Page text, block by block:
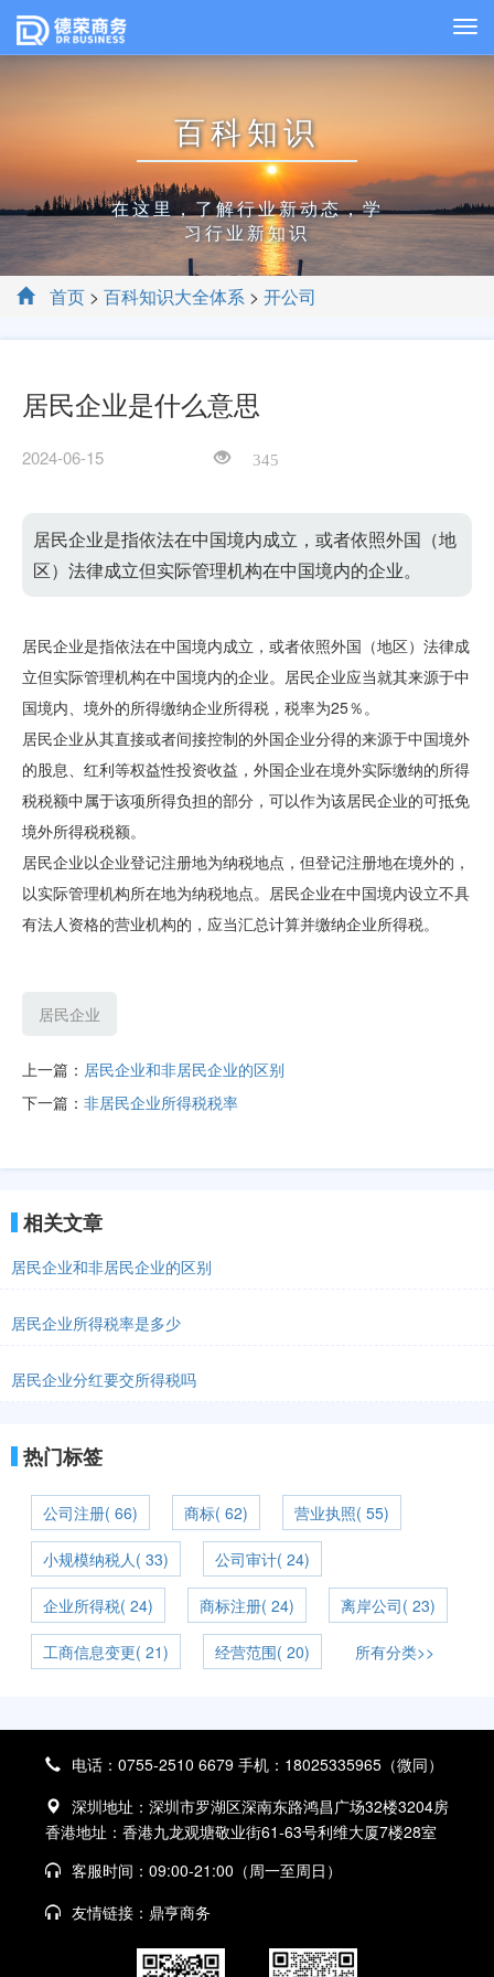
百科知识
在这里，了解行业新动态，学
习行业新知识
首页 > 百科知识大全体系 > 开公司
居民企业是什么意思
2024-06-15 345
居民企业是指依法在中国境内成立，或者依照外国（地
区）法律成立但实际管理机构在中国境内的企业。
居民企业是指依法在中国境内成立，或者依照外国（地区）法律成
立但实际管理机构在中国境内的企业。居民企业应当就其来源于中
国境内、境外的所得缴纳企业所得税，税率为25％。
居民企业从其直接或者间接控制的外国企业分得的来源于中国境外
的股息、红利等权益性投资收益，外国企业在境外实际缴纳的所得
税税额中属于该项所得负担的部分，可以作为该居民企业的可抵免
境外所得税税额。
居民企业以企业登记注册地为纳税地点，但登记注册地在境外的，
以实际管理机构所在地为纳税地点。居民企业在中国境内设立不具
有法人资格的营业机构的，应当汇总计算并缴纳企业所得税。
居民企业
上一篇： 居民企业和非居民企业的区别
下一篇： 非居民企业所得税税率
相关文章
居民企业和非居民企业的区别
居民企业所得税率是多少
居民企业分红要交所得税吗
热门标签
公司注册( 66) 商标( 62) 营业执照( 55)
小规模纳税人( 33) 公司审计( 24)
企业所得税( 24) 商标注册( 24) 离岸公司( 23)
工商信息变更( 21) 经营范围( 20) 所有分类>>
电话：0755-2510 6679 手机：18025335965（微同）
深圳地址：深圳市罗湖区深南东路鸿昌广场32楼3204房
香港地址：香港九龙观塘敬业街61-63号利维大厦7楼28室
客服时间：09:00-21:00（周一至周日）
友情链接： 鼎亨商务